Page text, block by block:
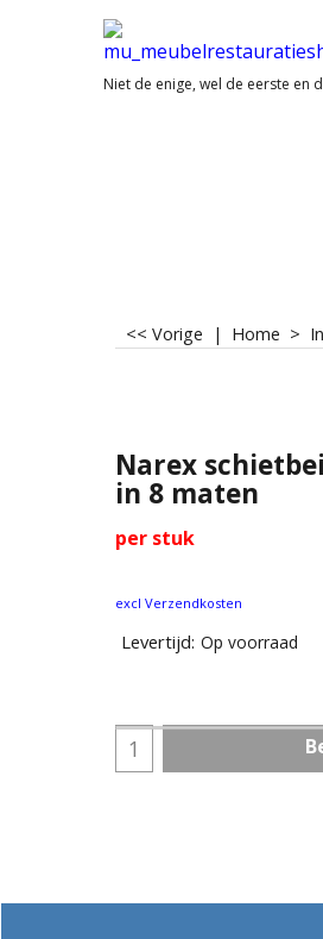
Niet de enige, wel de eerste en
<< Vorige | Home >
Narex
in 8 maten
per stuk
excl Verzendkosten
Levertijd: Op voorraad